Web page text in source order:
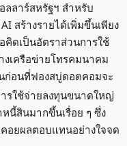
ลลาร์สหรัฐฯ สำหรับ
สร้างรายได้เพิ่มขึ้นเพียง
ดเป็นอัตราส่วนการใช้
งเครือข่ายโทรคมนาคม
ก่อนที่ฟองสบู่ดอตคอมจะ
รใช้จ่ายลงทุนขนาดใหญ่
นี้สินมากขึ้นเรื่อย ๆ ซึ่ง
อยผลตอบแทนอย่างใจจด